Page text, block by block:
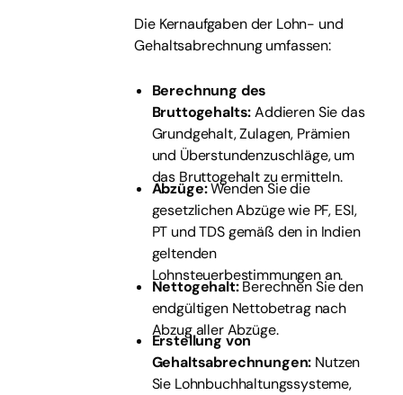
Die Kernaufgaben der Lohn- und
Gehaltsabrechnung umfassen:
Berechnung des
Bruttogehalts:Addieren Sie das
Grundgehalt, Zulagen, Prämien
und Überstundenzuschläge, um
das Bruttogehalt zu ermitteln.
Abzüge:Wenden Sie die
gesetzlichen Abzüge wie PF, ESI,
PT und TDS gemäß den in Indien
geltenden
Lohnsteuerbestimmungen an.
Nettogehalt:Berechnen Sie den
endgültigen Nettobetrag nach
Abzug aller Abzüge.
Erstellung von
Gehaltsabrechnungen: Nutzen
Sie Lohnbuchhaltungssysteme,